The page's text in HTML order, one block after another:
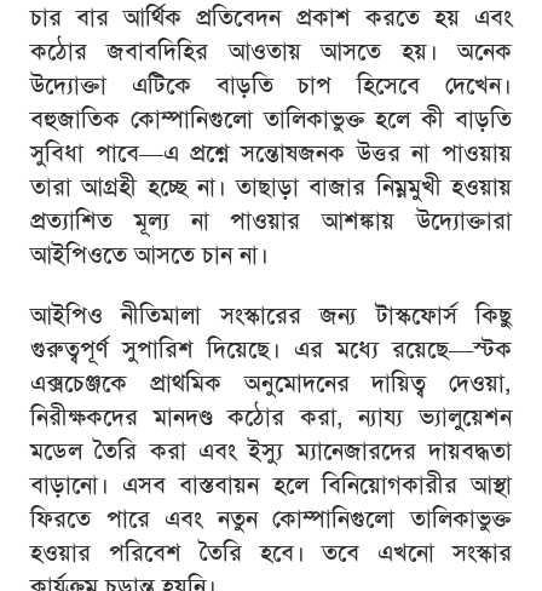
চার বার আর্থিক প্রতিবেদন প্রকাশ করতে হয় এবং
কঠোর জবাবদিহির আওতায় আসতে হয়। অনেক
উদ্যোক্তা এটিকে বাড়তি চাপ হিসেবে দেখেন।
বহুজাতিক কোম্পানিগুলো তালিকাভুক্ত হলে কী বাড়তি
সুবিধা পাবে—এ প্রশ্নে সন্তোষজনক উত্তর না পাওয়ায়
তারা আগ্রহী হচ্ছে না। তাছাড়া বাজার নিম্নমুখী হওয়ায়
প্রত্যাশিত মূল্য না পাওয়ার আশঙ্কায় উদ্যোক্তারা
আইপিওতে আসতে চান না।
আইপিও নীতিমালা সংস্কারের জন্য টাস্কফোর্স কিছু
গুরুত্বপূর্ণ সুপারিশ দিয়েছে। এর মধ্যে রয়েছে—স্টক
এক্সচেঞ্জকে প্রাথমিক অনুমোদনের দায়িত্ব দেওয়া,
নিরীক্ষকদের মানদণ্ড কঠোর করা, ন্যায্য ভ্যালুয়েশন
মডেল তৈরি করা এবং ইস্যু ম্যানেজারদের দায়বদ্ধতা
বাড়ানো। এসব বাস্তবায়ন হলে বিনিয়োগকারীর আস্থা
ফিরতে পারে এবং নতুন কোম্পানিগুলো তালিকাভুক্ত
হওয়ার পরিবেশ তৈরি হবে। তবে এখনো সংস্কার